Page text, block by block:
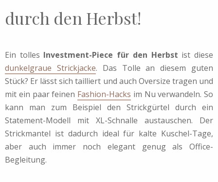
durch den Herbst!
Ein tolles Investment-Piece für den Herbst ist diese
dunkelgraue Strickjacke. Das Tolle an diesem guten
Stück? Er lässt sich tailliert und auch Oversize tragen und
mit ein paar feinen Fashion-Hacks im Nu verwandeln. So
kann man zum Beispiel den Strickgürtel durch ein
Statement-Modell mit XL-Schnalle austauschen. Der
Strickmantel ist dadurch ideal für kalte Kuschel-Tage,
aber auch immer noch elegant genug als Office-
Begleitung.